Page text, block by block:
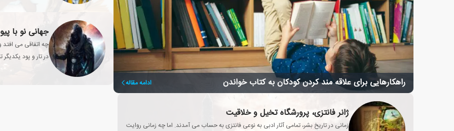
راهکارهایی برای علاقه مند کردن کودکان به کتاب خواندن ادامه مقاله
جهانی نو با
چه اتفاقی می افتد
در تار و پود یکدیگر
ژانر فانتزی، پرورشگاه تخیل و خلاقیت
زمانی در تاریخ بشر، تمامی آثار ادبی به نوعی فانتزی به حساب می آمدند. اما چه زمانی روایت